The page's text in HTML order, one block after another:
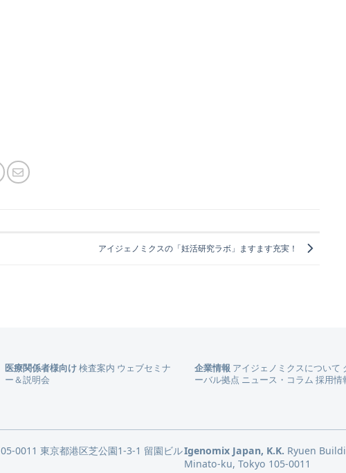
アイジェノミクスの「妊活研究ラボ」ますます充実！
医療関係者様向け検査案内 ウェブセミナ
ー＆説明会
企業情報 アイジェノミクスについて
ーバル拠点 ニュース ・ コラム 採用情
0011 東京都港区芝公園1-3-1 留園ビルIgenomix Japan, K.K. Ryuen
Minato-ku, Tokyo 105-0011